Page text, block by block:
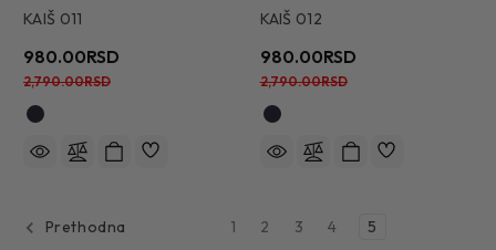
KAIŠ 011
980.00RSD
2,790.00RSD
KAIŠ 012
980.00RSD
2,790.00RSD
Prethodna 1 2 3 4 5